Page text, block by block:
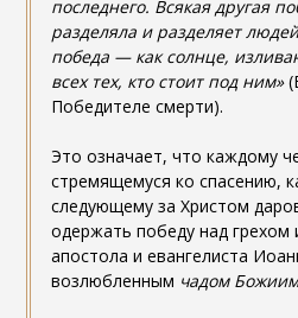
последнего. Всякая другая
разделяла и разделяет
победа — как солнце,
всех тех, кто стоит под ним»
Победителе смерти).
Это означает, что каждому
стремящемуся ко спасению,
следующему за Христом
одержать победу над грехом
апостола и евангелиста
возлюбленным чадом Божиим